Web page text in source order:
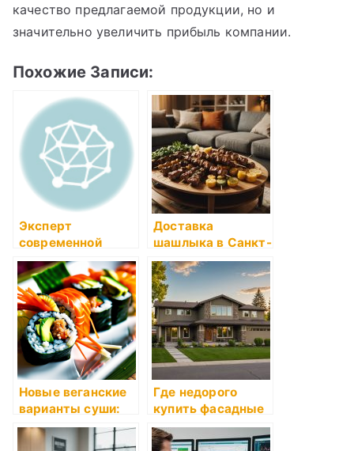
качество предлагаемой продукции, но и
значительно увеличить прибыль компании.
Похожие Записи:
Эксперт
современной
техники: обзор
лучших
производителей и
достойных
моделей: новинки,
технологии,
обзоры, цены
Доставка
шашлыка в Санкт-
Петербурге:
Почему выбирают
Шашлык-Хитс
Новые веганские
варианты суши:
преимущества и
популярность
Где недорого
купить фасадные
термопанели для
отделки дома?